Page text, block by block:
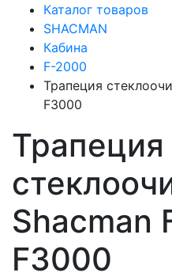
Каталог товаров
SHACMAN
Кабина
F-2000
Трапеция
F3000
Трапеция
Shacman
F3000